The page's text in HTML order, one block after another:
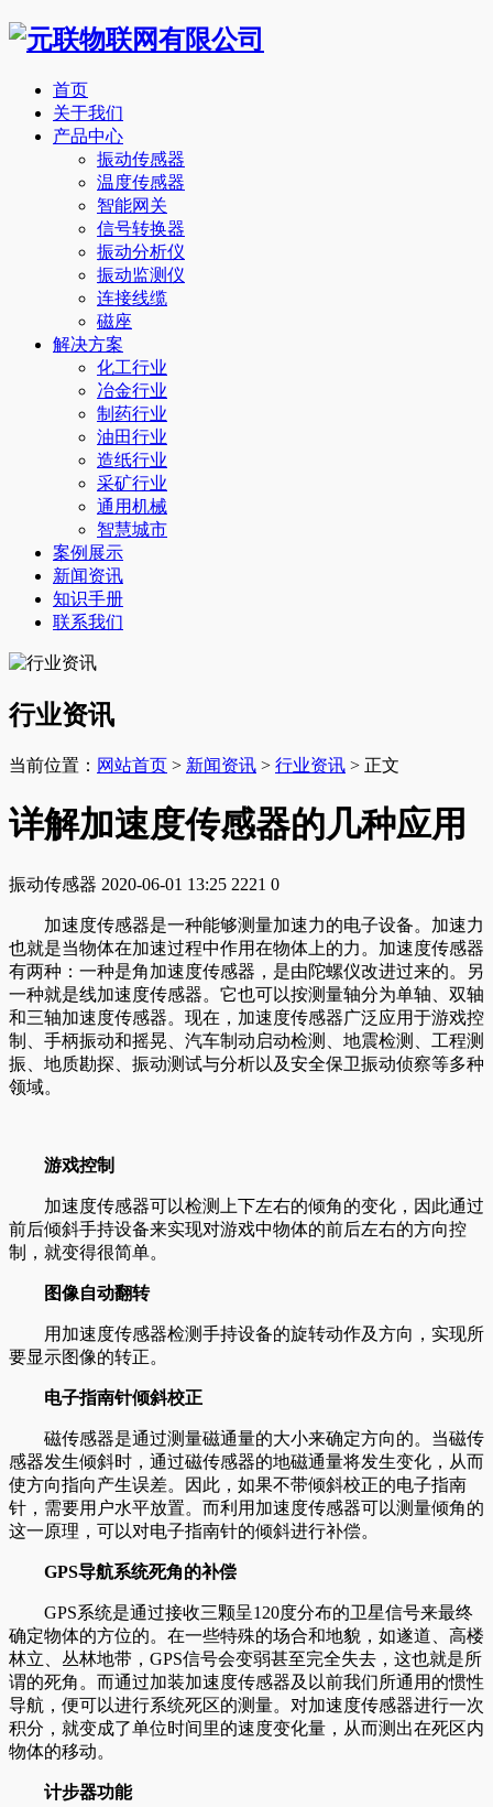
首页
关于我们
产品中心
振动传感器
温度传感器
智能网关
信号转换器
振动分析仪
振动监测仪
连接线缆
磁座
解决方案
化工行业
冶金行业
制药行业
油田行业
造纸行业
采矿行业
通用机械
智慧城市
案例展示
新闻资讯
知识手册
联系我们
行业资讯
当前位置： 网站首页 > 新闻资讯 > 行业资讯 > 正文
详解加速度传感器的几种应用
振动传感器 2020-06-01 13:25 2221 0
加速度传感器是一种能够测量加速力的电子设备。加速力
也就是当物体在加速过程中作用在物体上的力。加速度传感器
有两种：一种是角加速度传感器，是由陀螺仪改进过来的。另
一种就是线加速度传感器。它也可以按测量轴分为单轴、双轴
和三轴加速度传感器。现在，加速度传感器广泛应用于游戏控
制、手柄振动和摇晃、汽车制动启动检测、地震检测、工程测
振、地质勘探、振动测试与分析以及安全保卫振动侦察等多种
领域。
游戏控制
加速度传感器可以检测上下左右的倾角的变化，因此通过
前后倾斜手持设备来实现对游戏中物体的前后左右的方向控
制，就变得很简单。
图像自动翻转
用加速度传感器检测手持设备的旋转动作及方向，实现所
要显示图像的转正。
电子指南针倾斜校正
磁传感器是通过测量磁通量的大小来确定方向的。当磁传
感器发生倾斜时，通过磁传感器的地磁通量将发生变化，从而
使方向指向产生误差。因此，如果不带倾斜校正的电子指南
针，需要用户水平放置。而利用加速度传感器可以测量倾角的
这一原理，可以对电子指南针的倾斜进行补偿。
GPS导航系统死角的补偿
GPS系统是通过接收三颗呈120度分布的卫星信号来最终
确定物体的方位的。在一些特殊的场合和地貌，如遂道、高楼
林立、丛林地带，GPS信号会变弱甚至完全失去，这也就是所
谓的死角。而通过加装加速度传感器及以前我们所通用的惯性
导航，便可以进行系统死区的测量。对加速度传感器进行一次
积分，就变成了单位时间里的速度变化量，从而测出在死区内
物体的移动。
计步器功能